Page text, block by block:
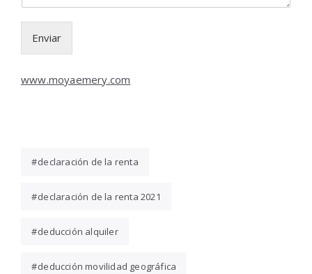
Enviar
www.moyaemery.com
declaración de la renta
declaración de la renta 2021
deducción alquiler
deducción movilidad geográfica